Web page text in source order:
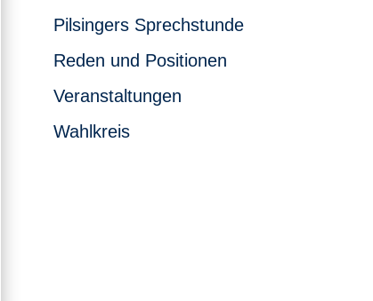
Pilsingers Sprechstunde
Reden und Positionen
Veranstaltungen
Wahlkreis